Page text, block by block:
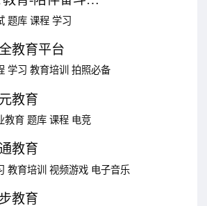
题库 课程 学习
教育平台
学习 教育培训 拍照必备
元教育
教育 题库 课程 电竞
教育
教育培训 视频游戏 电子音乐
教育